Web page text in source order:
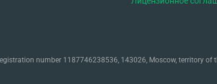
number 1187746238536, 143026, Moscow, territory of